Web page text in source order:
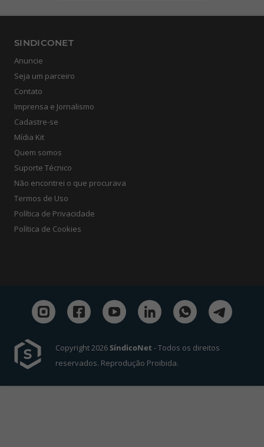
SINDICONET
Anuncie
Seja um parceiro
Contato
Imprensa e Jornalismo
Cadastre-se
Mídia Kit
Quem somos
Suporte Técnico
Não encontrei o que procurava
Termos de Uso
Política de Privacidade
Política de Cookies
Copyright 2026SíndicoNet - Todos os direitos
reservados. Reprodução Proibida.